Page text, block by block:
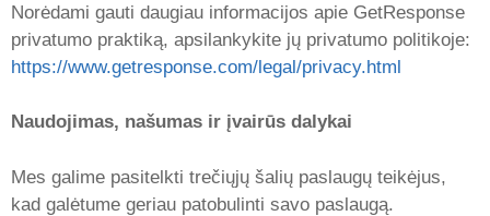
Norėdami gauti daugiau informacijos apie GetResponse
privatumo praktiką, apsilankykite jų privatumo politikoje:
https://www.getresponse.com/legal/privacy.html
Naudojimas, našumas ir įvairūs dalykai
Mes galime pasitelkti trečiųjų šalių paslaugų teikėjus,
kad galėtume geriau patobulinti savo paslaugą.